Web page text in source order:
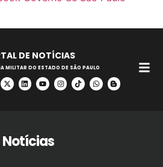
DE NOTÍCIAS
MILITAR DO ESTADO DE SÃO PAULO
Notícias